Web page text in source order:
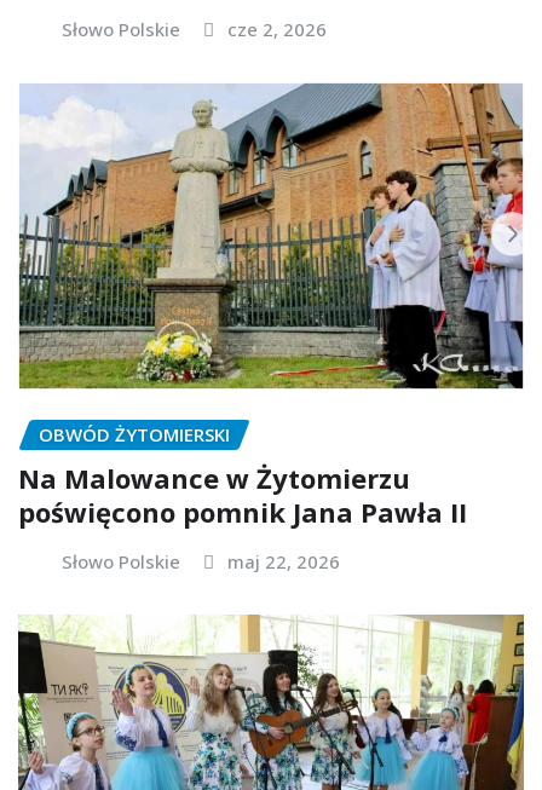
Słowo Polskie cze 2, 2026
OBWÓD ŻYTOMIERSKI
Na Malowance w Żytomierzu
poświęcono pomnik Jana Pawła II
Słowo Polskie maj 22, 2026